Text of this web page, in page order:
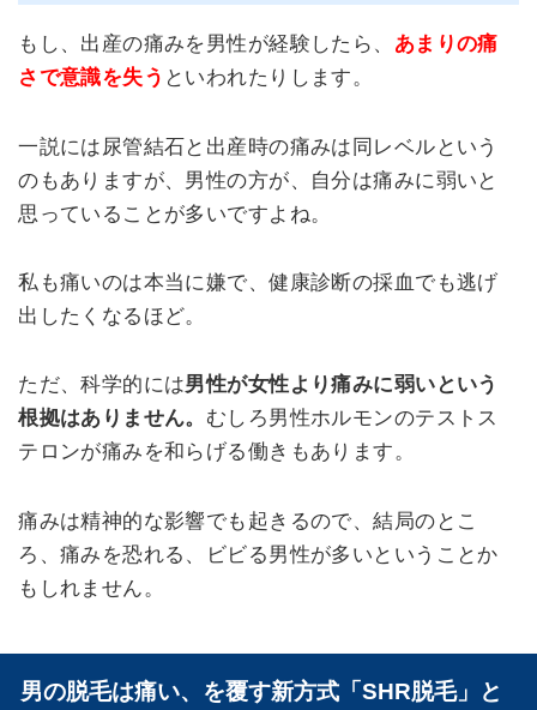
もし、出産の痛みを男性が経験したら、 あまりの痛
さで意識を失う といわれたりします。
一説には尿管結石と出産時の痛みは同レベルという
のもありますが、男性の方が、自分は痛みに弱いと
思っていることが多いですよね。
私も痛いのは本当に嫌で、健康診断の採血でも逃げ
出したくなるほど。
ただ、科学的には男性が女性より痛みに弱いという
根拠はありません。 むしろ男性ホルモンのテストス
テロンが痛みを和らげる働きもあります。
痛みは精神的な影響でも起きるので、結局のとこ
ろ、痛みを恐れる、ビビる男性が多いということか
もしれません。
男の脱毛は痛い、を覆す新方式「SHR脱毛」と